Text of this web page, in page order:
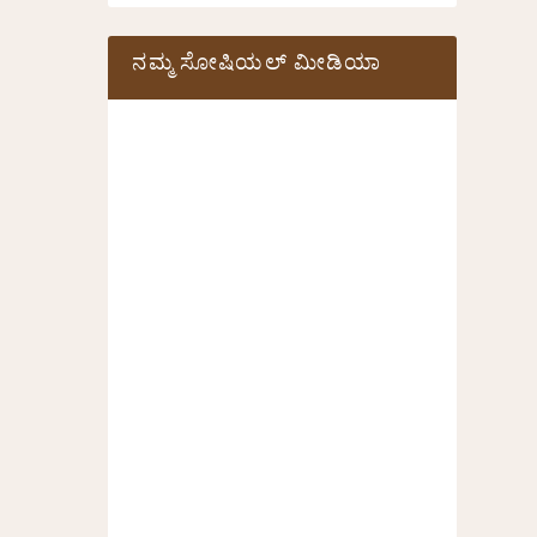
ನಮ್ಮ ಸೋಷಿಯಲ್‌ ಮೀಡಿಯಾ